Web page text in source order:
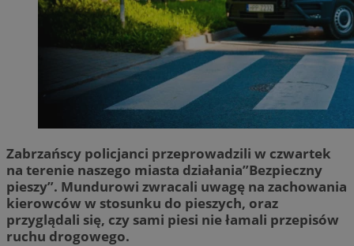
Zabrzańscy policjanci przeprowadzili w czwartek
na terenie naszego miasta działania”Bezpieczny
pieszy”. Mundurowi zwracali uwagę na zachowania
kierowców w stosunku do pieszych, oraz
przyglądali się, czy sami piesi nie łamali przepisów
ruchu drogowego.